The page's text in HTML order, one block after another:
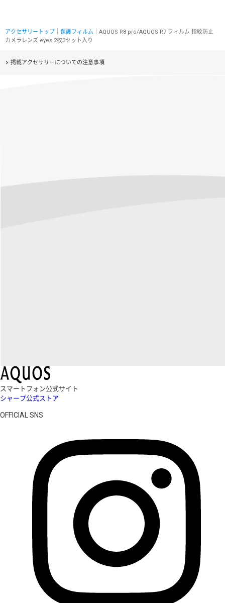
アクセサリートップ 保護フィルム ｜AQUOS R8 pro/AQUOS R7 フィルム 指紋防止
カメラレンズ eyes 2枚3セット入り
掲載アクセサリーについての注意事項
スマートフォン公式サイト
シャープ公式ストア
OFFICIAL SNS